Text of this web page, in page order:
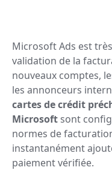
Microsoft Ads est
validation de la
nouveaux comptes,
les annonceurs
cartes de crédit
Microsoft sont
normes de
instantanément
paiement vérifiée.